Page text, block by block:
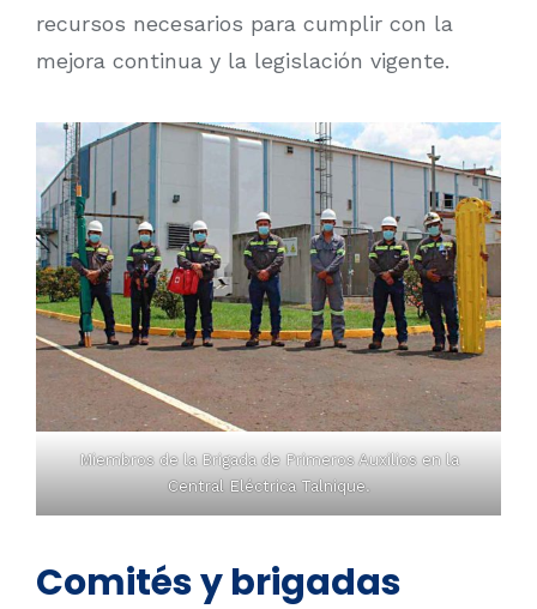
recursos necesarios para cumplir con la
mejora continua y la legislación vigente.
Miembros de la Brigada de Primeros Auxilios en la
Central Eléctrica Talnique.
Comités y brigadas